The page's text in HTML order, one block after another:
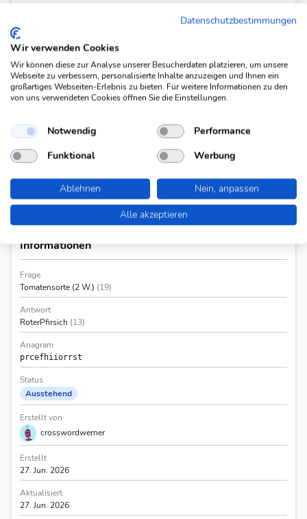
GreenZebra
SanMarzano (10)
CherryBlack (11)
schwarzeSara (12)
GoldeneKoenigin (15)
Alle 10 Antworten anzeigen
Informationen
Frage
Tomatensorte (2 W.) (19)
Antwort
RoterPfirsich (13)
Anagram
prcefhiiorrst
Status
Ausstehend
Erstellt von
crosswordwerner
Erstellt
27. Jun. 2026
Aktualisiert
27. Jun. 2026
Datenschutzbestimmungen
Wir verwenden Cookies
Wir können diese zur Analyse unserer Besucherdaten platzieren, um unsere
Webseite zu verbessern, personalisierte Inhalte anzuzeigen und Ihnen ein
großartiges Webseiten-Erlebnis zu bieten. Für weitere Informationen zu den
von uns verwendeten Cookies öffnen Sie die Einstellungen.
Notwendig
Performance
Funktional
Werbung
Ablehnen
Nein, anpassen
Alle akzeptieren